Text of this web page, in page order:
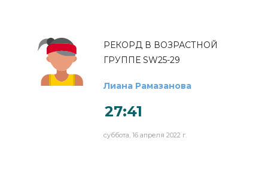
РЕКОРД В ВОЗРАСТНОЙ
ГРУППЕ SW25-29
Лиана Рамазанова
27:41
суббота, 16 апреля 2022 г.